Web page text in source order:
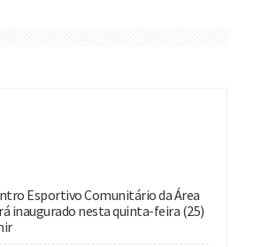
Esportivo Comunitário da Área
inaugurado nesta quinta-feira (25)